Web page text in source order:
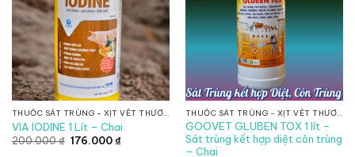
THUỐC SÁT TRÙNG - XỊT VẾT THƯƠNG
VIA IODINE 1 Lít – Chai
200.000₫ Giá
176.000₫Giá
THUỐC SÁT TRÙNG - XỊT VẾT THƯƠNG
GOOVET GLUBEN TOX 1 lít –
Sát trùng kết hợp diệt côn trùng
– Chai